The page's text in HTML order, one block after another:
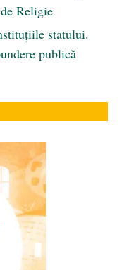
Religie
statului.
publică